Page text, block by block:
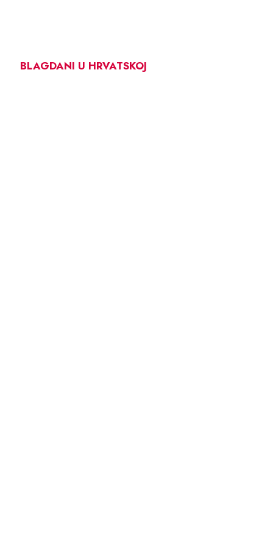
BLAGDANI U HRVATSKOJ